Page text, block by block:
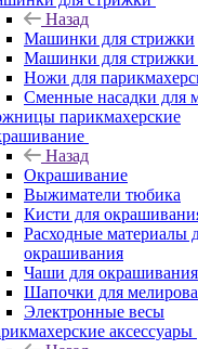
Назад
Машинки для стрижки
Машинки для стрижки
Ножи для
Сменные насадки для
парикмахерские
Назад
Окрашивание
Выжиматели тюбика
Кисти для
Расходные материалы
окрашивания
Чаши для окрашивания
Шапочки для
Электронные весы
аксессуары